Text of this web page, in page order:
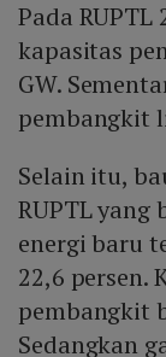
Pada
kapasitas
GW.
pembangkit
Selain itu,
RUPTL yang
energi baru
22,6 persen.
pembangkit
Sedangkan